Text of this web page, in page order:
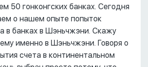
50 гонконгских банках. Сегодня
о нашем опыте попыток
в банках в Шэньчжэни. Скажу
именно в Шэньчжэни. Говоря о
счета в континентальном